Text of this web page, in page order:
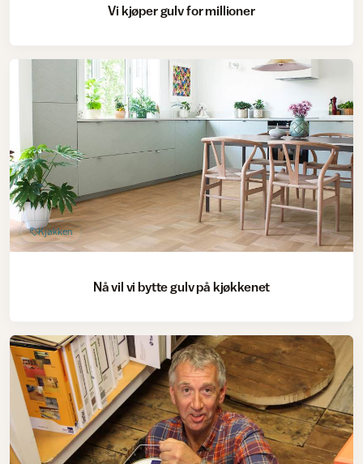
Vi kjøper gulv for millioner
Kjøkken
Nå vil vi bytte gulv på kjøkkenet